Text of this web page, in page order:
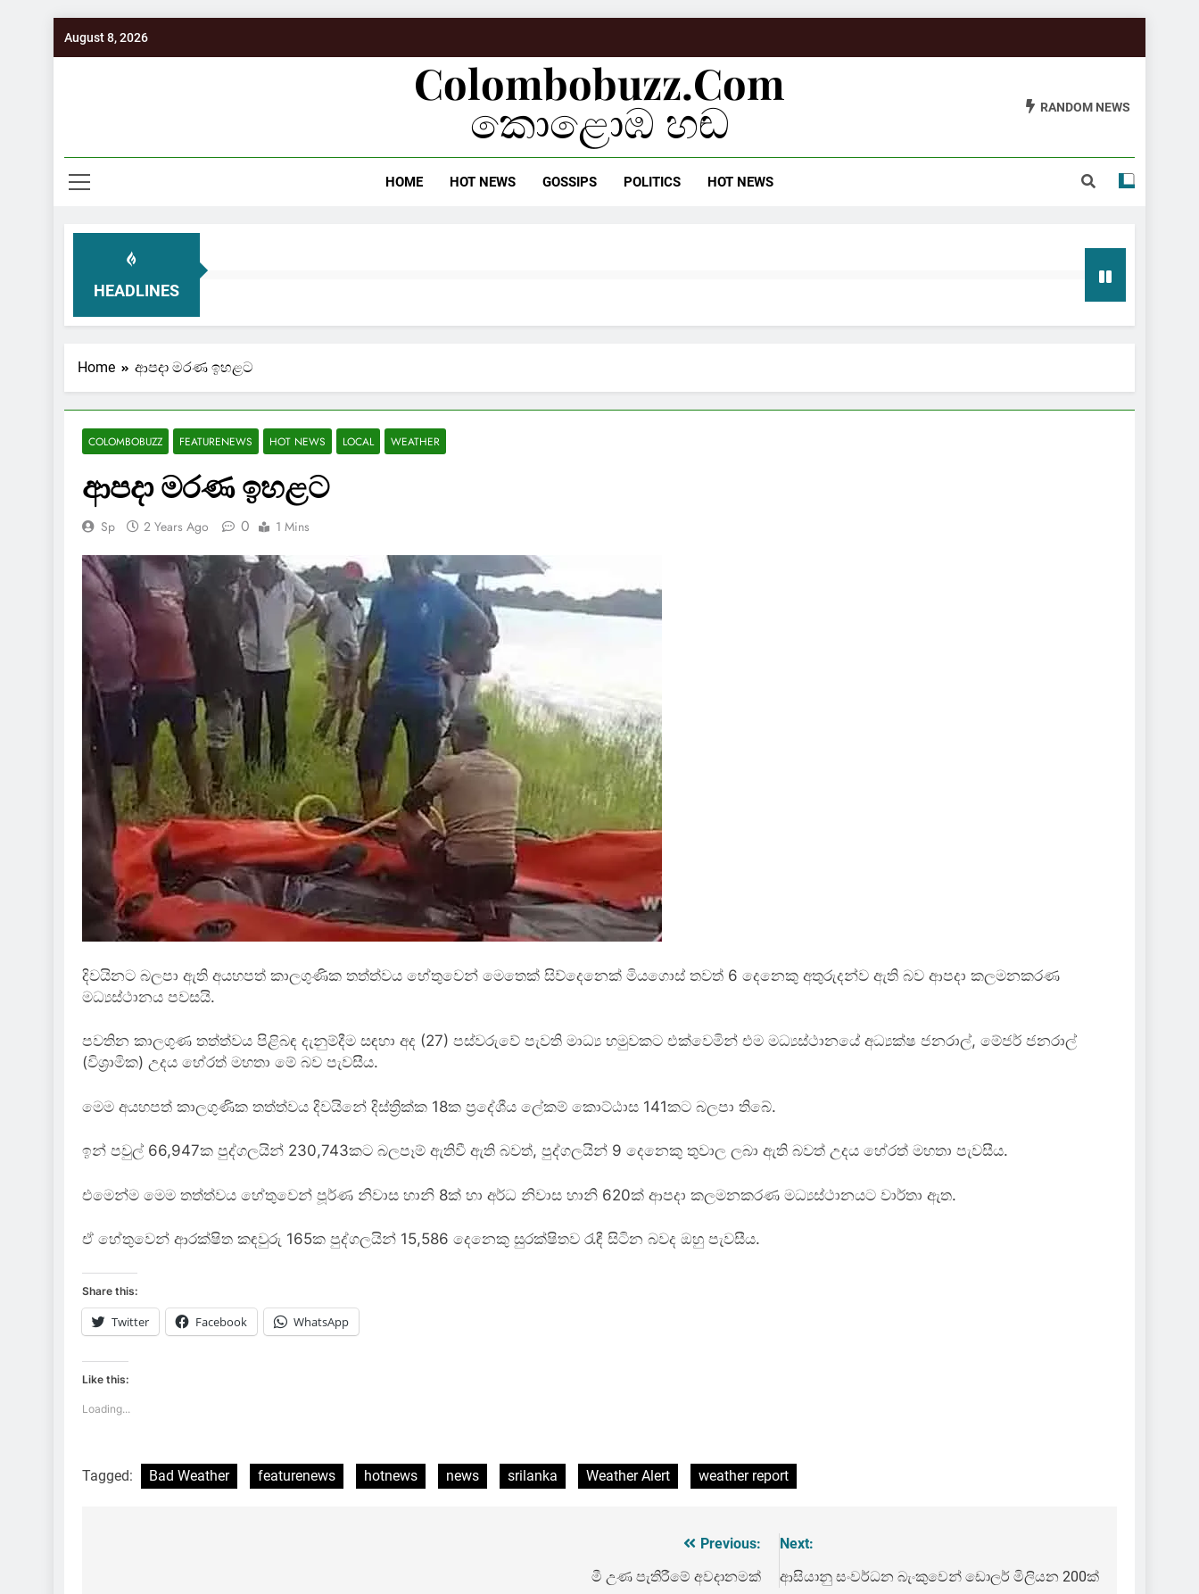
August 8, 2026
Colombobuzz.com
කොළොඹ හඬ RANDOM NEWS
HOME HOT NEWS GOSSIPS POLITICS HOT NEWS
HEADLINES
Home ආපදා මරණ ඉහළට
COLOMBOBUZZ FEATURENEWS HOT NEWS LOCAL WEATHER
ආපදා මරණ ඉහළට
Sp 2 Years Ago 0 1 Mins
දිවයිනට බලපා ඇති අයහපත් කාලගුණික තත්ත්වය හේතුවෙන් මෙතෙක් සිව්දෙනෙක් මියගොස් තවත් 6 දෙනෙකු අතුරුදන්ව ඇති බව ආපදා කලමනකරණ
මධ්‍යස්ථානය පවසයි.
පවතින කාලගුණ තත්ත්වය පිළිබඳ දැනුම්දීම සඳහා අද (27) පස්වරුවේ පැවති මාධ්‍ය හමුවකට එක්වෙමින් එම මධ්‍යස්ථානයේ අධ්‍යක්ෂ ජනරාල්, මේජර් ජනරාල්
(විශ්‍රාමික) උදය හේරත් මහතා මේ බව පැවසීය.
මෙම අයහපත් කාලගුණික තත්ත්වය දිවයිනේ දිස්ත්‍රික්ක 18ක ප්‍රදේශීය ලේකම් කොට්ඨාස 141කට බලපා තිබේ.
ඉන් පවුල් 66,947ක පුද්ගලයින් 230,743කට බලපෑම් ඇතිවී ඇති බවත්, පුද්ගලයින් 9 දෙනෙකු තුවාල ලබා ඇති බවත් උදය හේරත් මහතා පැවසීය.
එමෙන්ම මෙම තත්ත්වය හේතුවෙන් පූර්ණ නිවාස හානි 8ක් හා අර්ධ නිවාස හානි 620ක් ආපදා කලමනකරණ මධ්‍යස්ථානයට වාර්තා ඇත.
ඒ හේතුවෙන් ආරක්ෂිත කඳවුරු 165ක පුද්ගලයින් 15,586 දෙනෙකු සුරක්ෂිතව රැඳී සිටින බවද ඔහු පැවසීය.
Share this:
Twitter Facebook WhatsApp
Like this:
Loading...
Tagged: Bad Weather featurenews hotnews news srilanka Weather Alert weather report
Previous:
මී උණ පැතිරීමේ අවදානමක්
Next:
ආසියානු සංවර්ධන බැංකුවෙන් ඩොලර් මිලියන 200ක්